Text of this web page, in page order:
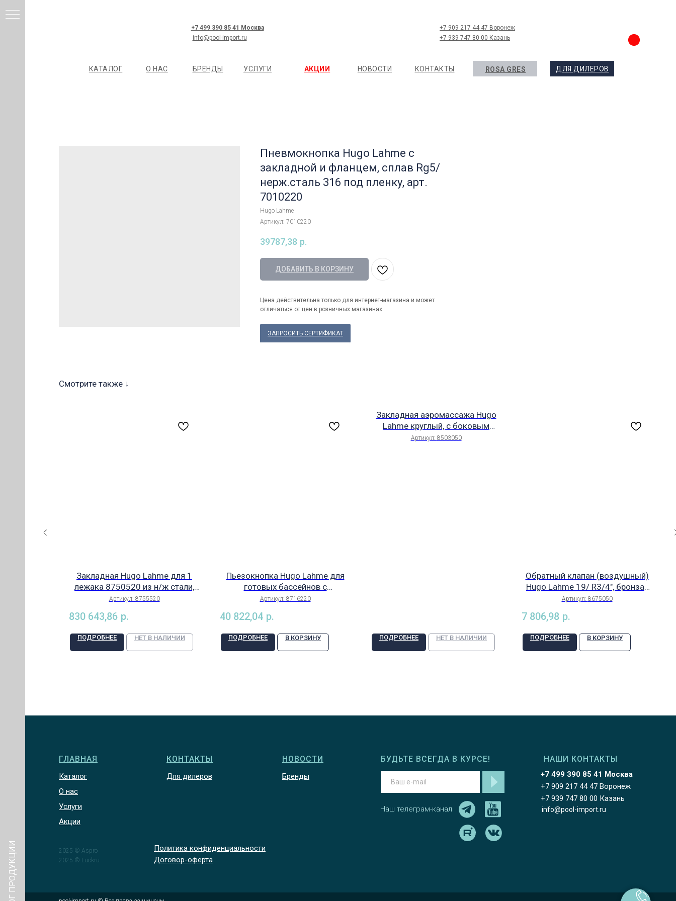
О НАС
КАТАЛОГ АКЦИИ НОВОСТИ КОНТАКТЫ ДЛЯ ДИЛЕРОВ
ROSA GRES
БРЕНДЫ УСЛУГИ
+7 499 390 85 41 Москва
info@pool-import.ru
+7 939 747 80 00 Казань
+7 909 217 44 47 Воронеж
Пневмокнопка Hugo Lahme с
закладной и фланцем, сплав Rg5/
нерж.сталь 316 под пленку, арт.
7010220
Hugo Lahme
Артикул: 7010220
39787,38 р.
ДОБАВИТЬ В КОРЗИНУ
Цена действительна только для интернет-магазина и может
отличаться от цен в розничных магазинах
ЗАПРОСИТЬ СЕРТИФИКАТ
Смотрите также ↓
Закладная Hugo Lahme для 1
лежака 8750520 из н/ж стали,
арт. 8755520
Артикул: 8755520
830 643,86 р.
ПОДРОБНЕЕ НЕТ В НАЛИЧИИ
Пьезокнопка Hugo Lahme для
готовых бассейнов с
контргайкой G1", арт. 8716220
Артикул: 8716220
40 822,04 р.
ПОДРОБНЕЕ В КОРЗИНУ
Закладная аэромассажа Hugo
Lahme круглый, с боковым
выходом 1,5", вн.р, бронза, с
Артикул: 8503050
ПОДРОБНЕЕ НЕТ В НАЛИЧИИ
Обратный клапан (воздушный)
Hugo Lahme 19/ R3/4", бронза/
ПВХ, арт. 8675050
Артикул: 8675050
7 806,98 р.
ПОДРОБНЕЕ В КОРЗИНУ
ГЛАВНАЯ
Каталог
О нас
Услуги
Акции
КОНТАКТЫ
Для дилеров
НОВОСТИ
Бренды
2025 © Aspro
2025 © Luckru
Наш телеграм-канал
БУДЬТЕ ВСЕГДА В КУРСЕ!
+7 499 390 85 41 Москва
НАШИ КОНТАКТЫ
+7 909 217 44 47 Воронеж
+7 939 747 80 00 Казань
info@pool-import.ru
Политика конфиденциальности
Договор-оферта